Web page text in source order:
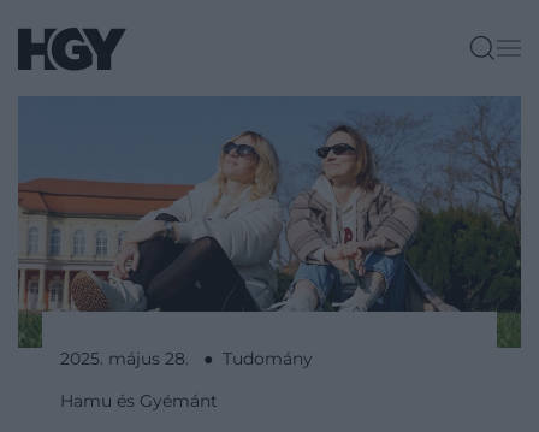
2025. május 28. ● Tudomány
Hamu és Gyémánt